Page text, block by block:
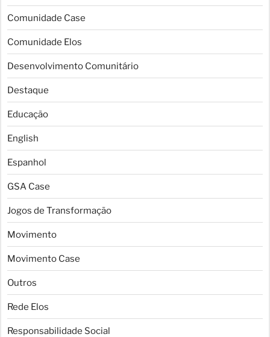
Comunidade Case
Comunidade Elos
Desenvolvimento Comunitário
Destaque
Educação
English
Espanhol
GSA Case
Jogos de Transformação
Movimento
Movimento Case
Outros
Rede Elos
Responsabilidade Social